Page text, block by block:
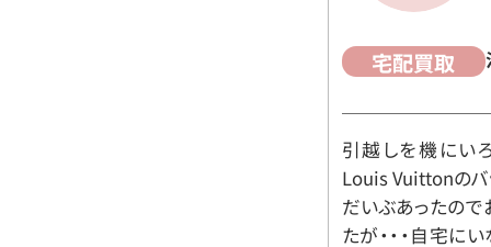
宅配買取
引越しを機にい
Louis Vuittonのバ
だいぶあったので
たが・・・自宅に